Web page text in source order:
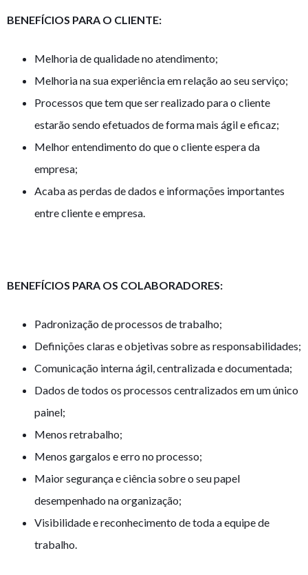
BENEFÍCIOS PARA O CLIENTE:
Melhoria de qualidade no atendimento;
Melhoria na sua experiência em relação ao seu serviço;
Processos que tem que ser realizado para o cliente
estarão sendo efetuados de forma mais ágil e eficaz;
Melhor entendimento do que o cliente espera da
empresa;
Acaba as perdas de dados e informações importantes
entre cliente e empresa.
BENEFÍCIOS PARA OS COLABORADORES:
Padronização de processos de trabalho;
Definições claras e objetivas sobre as responsabilidades;
Comunicação interna ágil, centralizada e documentada;
Dados de todos os processos centralizados em um único
painel;
Menos retrabalho;
Menos gargalos e erro no processo;
Maior segurança e ciência sobre o seu papel
desempenhado na organização;
Visibilidade e reconhecimento de toda a equipe de
trabalho.